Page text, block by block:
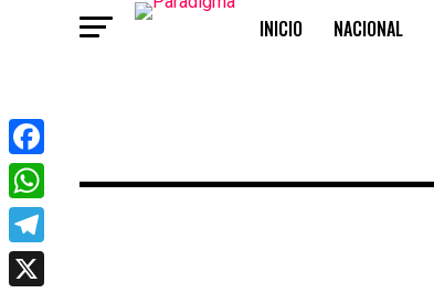
INICIO NACIONAL
Facebook
WhatsApp
Telegram